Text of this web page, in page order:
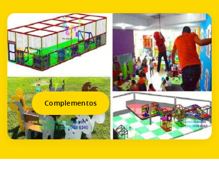
Complementos